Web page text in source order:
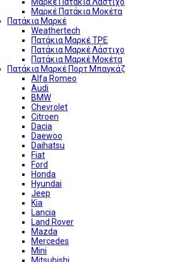
Μαρκέ Πατάκια Μοκέτα
Πατάκια Μαρκέ
Weathertech
Πατάκια Μαρκέ TPE
Πατάκια Μαρκέ Λάστιχο
Πατάκια Μαρκέ Μοκέτα
Πατάκια Μαρκέ Πορτ Μπαγκάζ
Alfa Romeo
Audi
BMW
Chevrolet
Citroen
Dacia
Daewoo
Daihatsu
Fiat
Ford
Honda
Hyundai
Jeep
Kia
Lancia
Land Rover
Mazda
Mercedes
Mini